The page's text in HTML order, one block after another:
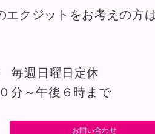
エクジットをお考えの方
毎週日曜日定休
分～午後６時まで
お問い合わせ